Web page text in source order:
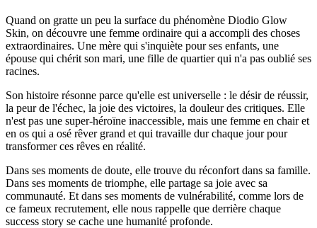
Quand on gratte un peu la surface du phénomène Diodio Glow
Skin, on découvre une femme ordinaire qui a accompli des choses
extraordinaires. Une mère qui s'inquiète pour ses enfants, une
épouse qui chérit son mari, une fille de quartier qui n'a pas oublié ses
racines.
Son histoire résonne parce qu'elle est universelle : le désir de réussir,
la peur de l'échec, la joie des victoires, la douleur des critiques. Elle
n'est pas une super-héroïne inaccessible, mais une femme en chair et
en os qui a osé rêver grand et qui travaille dur chaque jour pour
transformer ces rêves en réalité.
Dans ses moments de doute, elle trouve du réconfort dans sa famille.
Dans ses moments de triomphe, elle partage sa joie avec sa
communauté. Et dans ses moments de vulnérabilité, comme lors de
ce fameux recrutement, elle nous rappelle que derrière chaque
success story se cache une humanité profonde.